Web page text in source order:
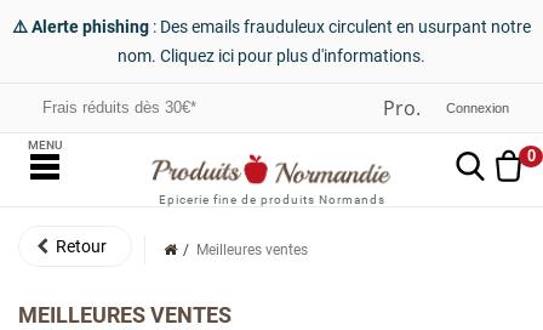
⚠️ Alerte phishing : Des emails frauduleux circulent en usurpant notre
nom. Cliquez ici pour plus d'informations.
Frais réduits dès 30€* Connexion
Epicerie fine de produits Normands
0
MENU
Meilleures ventes
MEILLEURES VENTES